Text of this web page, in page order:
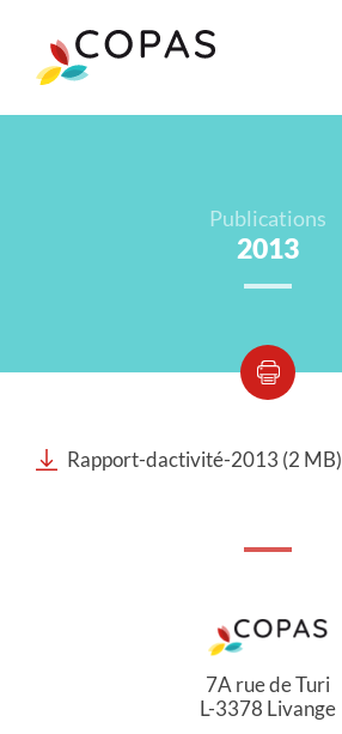
Publications
2013
Rapport-dactivité-2013 (2 MB)
7A rue de Turi
L-3378 Livange